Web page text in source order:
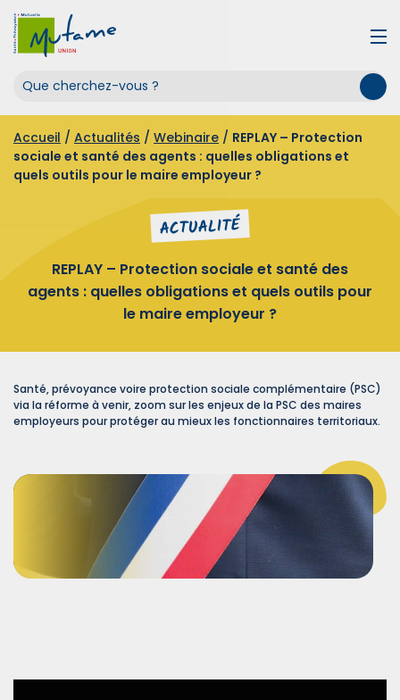
Accueil / Actualités / Webinaire / REPLAY – Protection
sociale et santé des agents : quelles obligations et
quels outils pour le maire employeur ?
ACTUALITÉ
REPLAY – Protection sociale et santé des
agents : quelles obligations et quels outils pour
le maire employeur ?
Santé, prévoyance voire protection sociale complémentaire (PSC)
via la réforme à venir, zoom sur les enjeux de la PSC des maires
employeurs pour protéger au mieux les fonctionnaires territoriaux.